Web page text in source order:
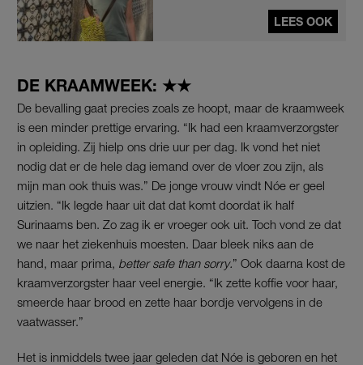
LEES OOK
DE KRAAMWEEK: ★★
De bevalling gaat precies zoals ze hoopt, maar de kraamweek
is een minder prettige ervaring. “Ik had een kraamverzorgster
in opleiding. Zij hielp ons drie uur per dag. Ik vond het niet
nodig dat er de hele dag iemand over de vloer zou zijn, als
mijn man ook thuis was.” De jonge vrouw vindt Nóe er geel
uitzien. “Ik legde haar uit dat dat komt doordat ik half
Surinaams ben. Zo zag ik er vroeger ook uit. Toch vond ze dat
we naar het ziekenhuis moesten. Daar bleek niks aan de
hand, maar prima, better safe than sorry.” Ook daarna kost de
kraamverzorgster haar veel energie. “Ik zette koffie voor haar,
smeerde haar brood en zette haar bordje vervolgens in de
vaatwasser.”
Het is inmiddels twee jaar geleden dat Nóe is geboren en het